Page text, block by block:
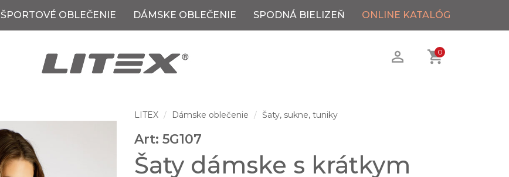
ŠPORTOVÉ OBLEČENIE DÁMSKE OBLEČENIE SPODNÁ BIELIZEŇ ONLINE KATALÓG
0
LITEX Dámske oblečenie Šaty, sukne, tuniky
Art: 5G107
Šaty dámske s krátkym